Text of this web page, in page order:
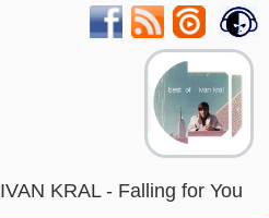
IVAN KRAL - Falling for You